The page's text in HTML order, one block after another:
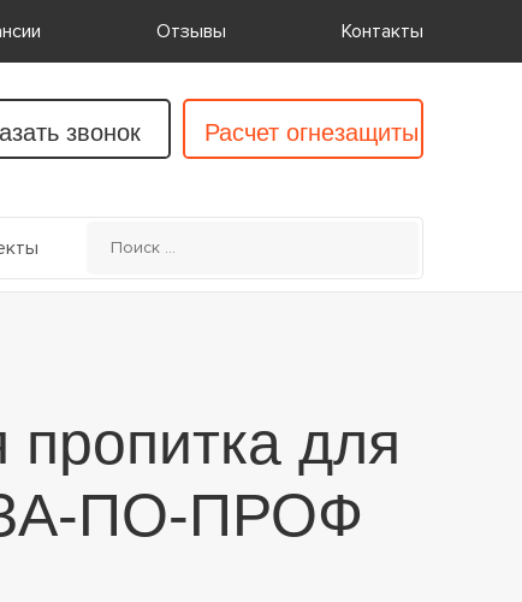
Отзывы Контакты
звонок Расчет огнезащиты
для
ПО-ПРОФ